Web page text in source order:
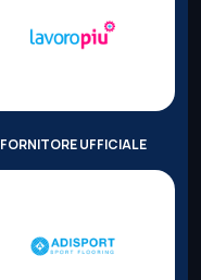
FORNITORE UFFICIALE